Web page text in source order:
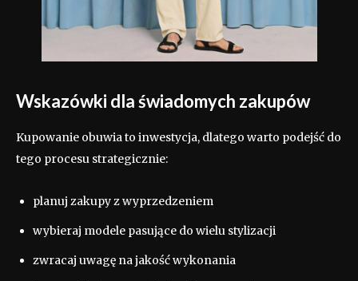
Wskazówki dla świadomych zakupów
Kupowanie obuwia to inwestycja, dlatego warto podejść do
tego procesu strategicznie:
planuj zakupy z wyprzedzeniem
wybieraj modele pasujące do wielu stylizacji
zwracaj uwagę na jakość wykonania